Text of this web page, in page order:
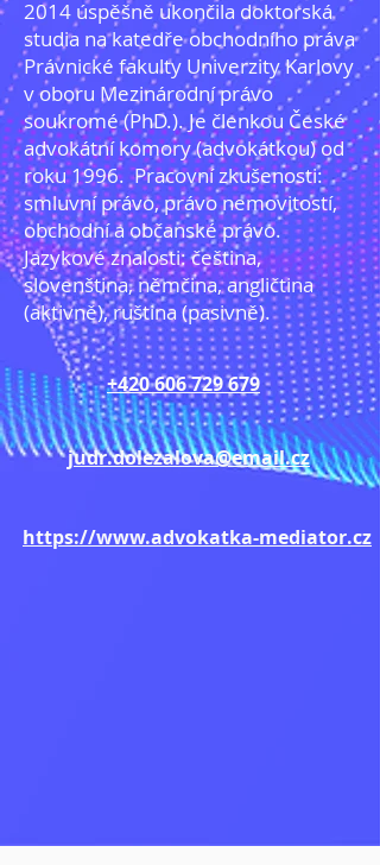
2014 úspěšně ukončila doktorská
studia na katedře obchodního práva
Právnické fakulty Univerzity Karlovy
v oboru Mezinárodní právo
soukromé (PhD.). Je členkou České
advokátní komory (advokátkou) od
roku 1996. Pracovní zkušenosti:
smluvní právo, právo nemovitostí,
obchodní a občanské právo.
Jazykové znalosti: čeština,
slovenština, němčina, angličtina
(aktivně), ruština (pasivně).
+420 606 729 679
judr.dolezalova@email.cz
https://www.advokatka-mediator.cz